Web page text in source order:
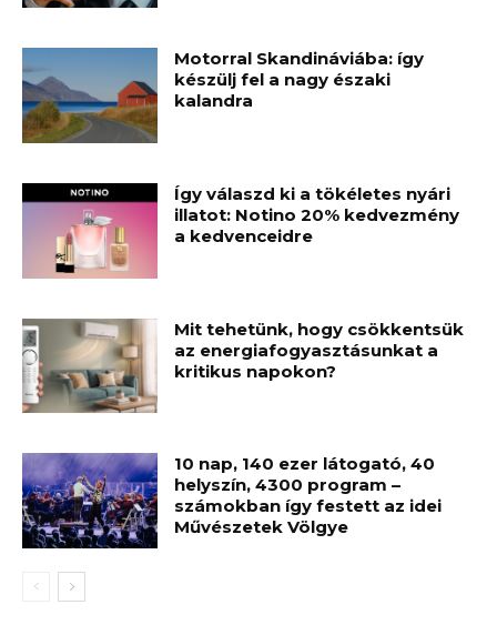
Motorral Skandináviába: így
készülj fel a nagy északi
kalandra
Így válaszd ki a tökéletes nyári
illatot: Notino 20% kedvezmény
a kedvenceidre
Mit tehetünk, hogy csökkentsük
az energiafogyasztásunkat a
kritikus napokon?
10 nap, 140 ezer látogató, 40
helyszín, 4300 program –
számokban így festett az idei
Művészetek Völgye